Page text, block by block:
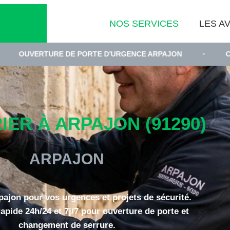
NOS SERVICES LES
DE PORTE D'URGENCE ARPAJON • CHANGEMENT
À ARPAJON (91290)
ARPAJON
pour vos urgences et projets de sécurité.
24h/24 et 7j/7 pour ouverture de porte et
changement de serrure.